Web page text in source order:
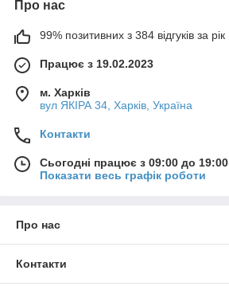
Про нас
99% позитивних з 384 відгуків за рік
Працює з 19.02.2023
м. Харків
вул ЯКІРА 34, Харків, Україна
Контакти
Сьогодні працює з 09:00 до 19:00
Показати весь графік роботи
Про нас
Контакти